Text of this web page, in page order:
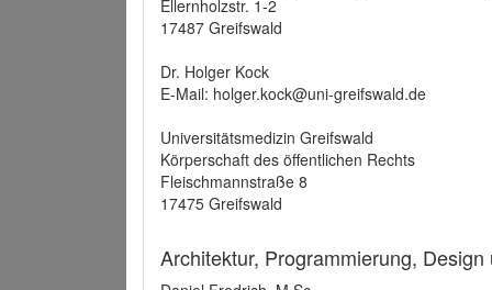
Ellernholzstr. 1-2
17487 Greifswald
Dr. Holger Kock
E-Mail: holger.kock@uni-greifswald.de
Universitätsmedizin Greifswald
Körperschaft des öffentlichen Rechts
Fleischmannstraße 8
17475 Greifswald
Architektur, Programmierung,